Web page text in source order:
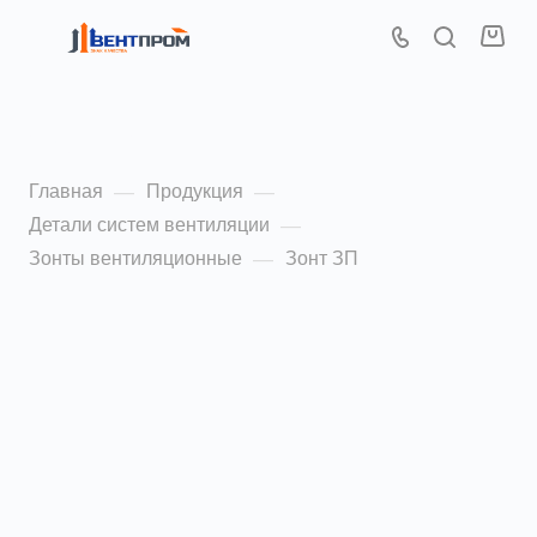
Главная — Продукция —
Детали систем вентиляции —
Зонты вентиляционные — Зонт ЗП